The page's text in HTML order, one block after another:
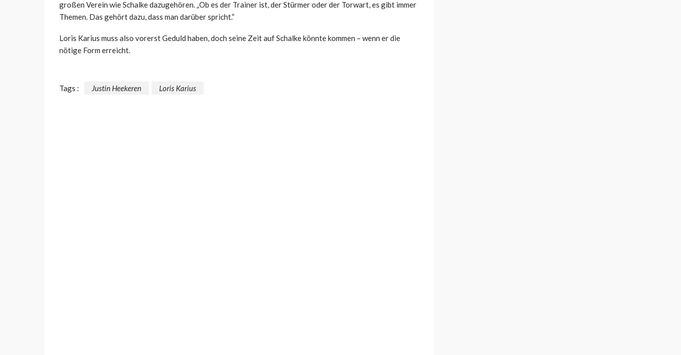
großen Verein wie Schalke dazugehören. „Ob es der Trainer ist, der Stürmer oder der Torwart, es gibt immer
Themen. Das gehört dazu, dass man darüber spricht.“
Loris Karius muss also vorerst Geduld haben, doch seine Zeit auf Schalke könnte kommen – wenn er die
nötige Form erreicht.
Tags : Justin Heekeren Loris Karius